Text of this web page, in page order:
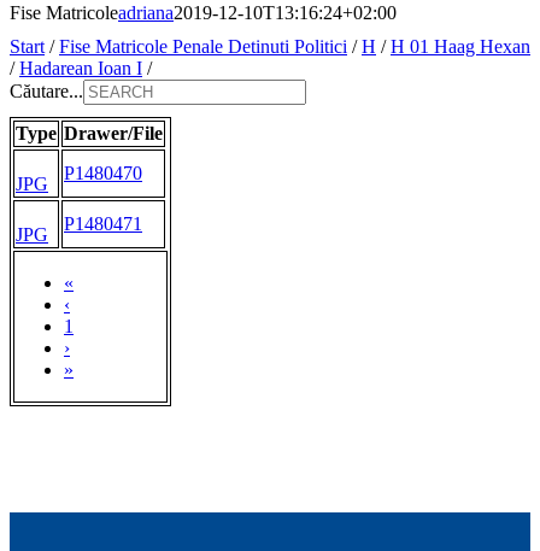
Fise Matricoleadriana2019-12-10T13:16:24+02:00
Start /Fise Matricole Penale Detinuti Politici /H /H 01 Haag Hexan
/Hadarean Ioan I /
Căutare...
Type Drawer/File
«
‹
1
›
»
JPG
P1480470
JPG
P1480471